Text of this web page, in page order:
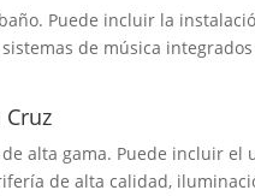
Puede incluir la
de música
alta gama. Puede incluir el
de alta calidad,